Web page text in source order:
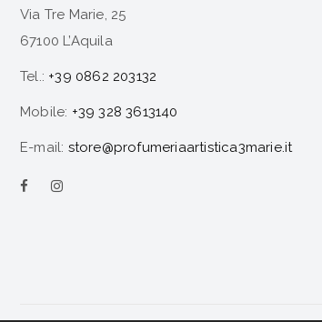
Via Tre Marie, 25
67100 L’Aquila
Tel.: +39 0862 203132
Mobile: +39 328 3613140
E-mail: store@profumeriaartistica3marie.it